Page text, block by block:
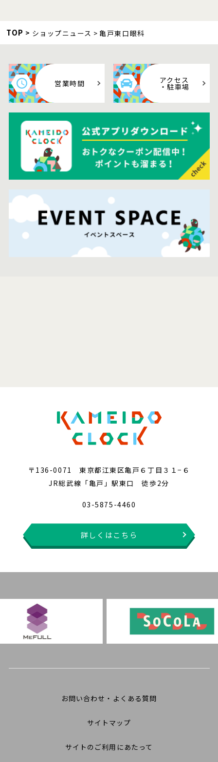
TOP ショップニュース 亀戸東口眼科
営業時間 アクセス
・駐車場
〒136-0071 東京都江東区亀戸６丁目３１−６
JR総武線「亀戸」駅東口 徒歩2分
03-5875-4460
詳しくはこちら
お問い合わせ・よくある質問
サイトマップ
サイトのご利用にあたって